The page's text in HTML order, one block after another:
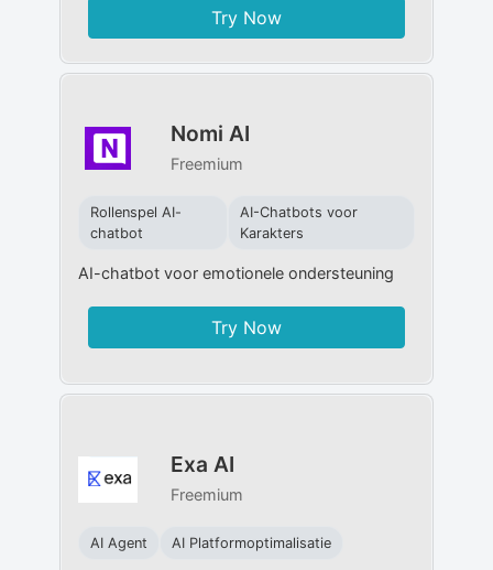
Try Now
Nomi AI
Freemium
Rollenspel AI-
chatbot
AI-Chatbots voor
Karakters
AI-chatbot voor emotionele ondersteuning
Try Now
Exa AI
Freemium
AI Agent AI Platformoptimalisatie